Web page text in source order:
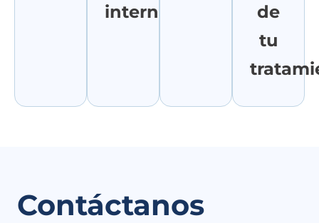
internacionales.
de
tu
Contáctanos